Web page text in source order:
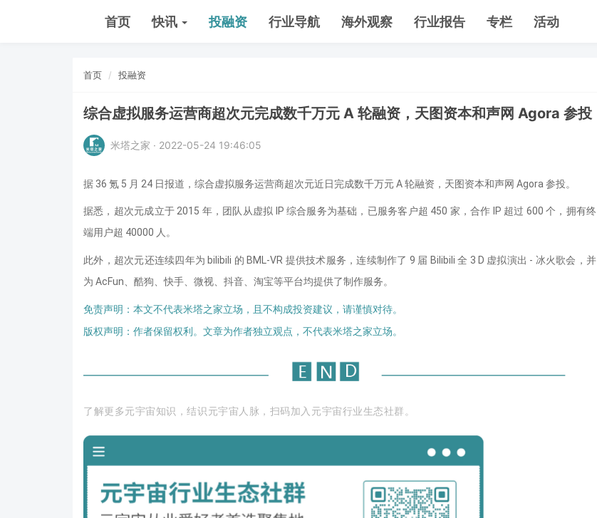
首页 快讯 投融资 行业导航 海外观察 行业报告 专栏 活动
首页 投融资
综合虚拟服务运营商超次元完成数千万元 A 轮融资，天图资本和声网 Agora 参投
米塔之家 · 2022-05-24 19:46:05
据 36 氪 5 月 24 日报道，综合虚拟服务运营商超次元近日完成数千万元 A 轮融资，天图资本和声网 Agora 参投。
据悉，超次元成立于 2015 年，团队从虚拟 IP 综合服务为基础，已服务客户超 450 家，合作 IP 超过 600 个，拥有终
端用户超 40000 人。
此外，超次元还连续四年为 bilibili 的 BML-VR 提供技术服务，连续制作了 9 届 Bilibili 全 3 D 虚拟演出 - 冰火歌会，并
为 AcFun、酷狗、快手、微视、抖音、淘宝等平台均提供了制作服务。
免责声明：本文不代表米塔之家立场，且不构成投资建议，请谨慎对待。
版权声明：作者保留权利。文章为作者独立观点，不代表米塔之家立场。
了解更多元宇宙知识，结识元宇宙人脉，扫码加入元宇宙行业生态社群。